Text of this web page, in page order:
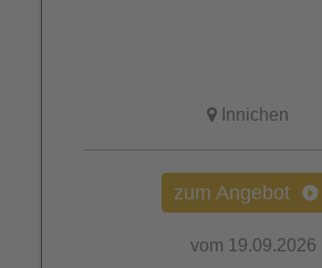
Innichen
zum Angebot
vom 19.09.2026